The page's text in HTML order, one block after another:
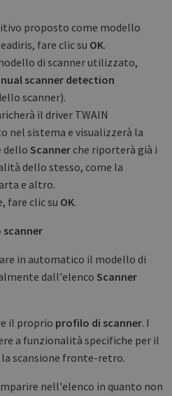
proposto come modello
fare clic su OK.
di scanner utilizzato,
scanner detection
scanner).
il driver TWAIN
nel sistema e visualizzerà la
dello Scanner che riporterà già i
dello stesso, come la
e altro.
fare clic su OK.
scanner
in automatico il modello di
dall'elenco Scanner
il proprio profilo di scanner. I
a funzionalità specifiche per il
la scansione fronte-retro.
nell'elenco in quanto non